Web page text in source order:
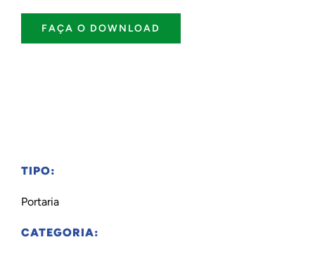
FAÇA O DOWNLOAD
TIPO:
Portaria
CATEGORIA: